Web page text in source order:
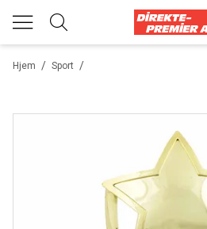
/
Hjem /
Sport